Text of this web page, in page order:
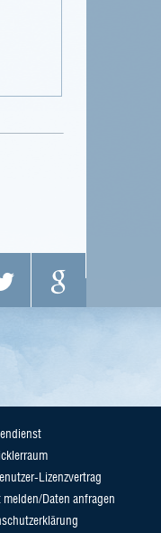
Lizenzvertrag
melden/Daten anfragen